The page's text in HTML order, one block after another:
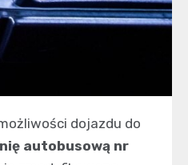
dojazdu do
autobusową nr